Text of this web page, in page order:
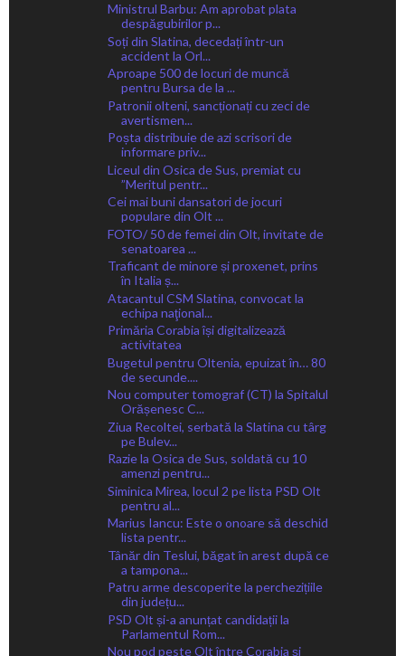
Ministrul Barbu: Am aprobat plata
despăgubirilor p...
Soți din Slatina, decedați într-un
accident la Orl...
Aproape 500 de locuri de muncă
pentru Bursa de la ...
Patronii olteni, sancționați cu zeci de
avertismen...
Poșta distribuie de azi scrisori de
informare priv...
Liceul din Osica de Sus, premiat cu
”Meritul pentr...
Cei mai buni dansatori de jocuri
populare din Olt ...
FOTO/ 50 de femei din Olt, invitate de
senatoarea ...
Traficant de minore și proxenet, prins
în Italia ș...
Atacantul CSM Slatina, convocat la
echipa naţional...
Primăria Corabia își digitalizează
activitatea
Bugetul pentru Oltenia, epuizat în… 80
de secunde....
Nou computer tomograf (CT) la Spitalul
Orășenesc C...
Ziua Recoltei, serbată la Slatina cu târg
pe Bulev...
Razie la Osica de Sus, soldată cu 10
amenzi pentru...
Siminica Mirea, locul 2 pe lista PSD Olt
pentru al...
Marius Iancu: Este o onoare să deschid
lista pentr...
Tânăr din Teslui, băgat în arest după ce
a tampona...
Patru arme descoperite la perchezițiile
din județu...
PSD Olt și-a anunțat candidații la
Parlamentul Rom...
Nou pod peste Olt între Corabia și